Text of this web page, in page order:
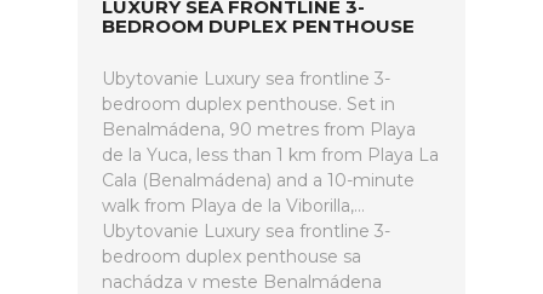
LUXURY SEA FRONTLINE 3-
BEDROOM DUPLEX PENTHOUSE
Ubytovanie Luxury sea frontline 3-
bedroom duplex penthouse. Set in
Benalmádena, 90 metres from Playa
de la Yuca, less than 1 km from Playa La
Cala (Benalmádena) and a 10-minute
walk from Playa de la Viborilla,...
Ubytovanie Luxury sea frontline 3-
bedroom duplex penthouse sa
nachádza v meste Benalmádena